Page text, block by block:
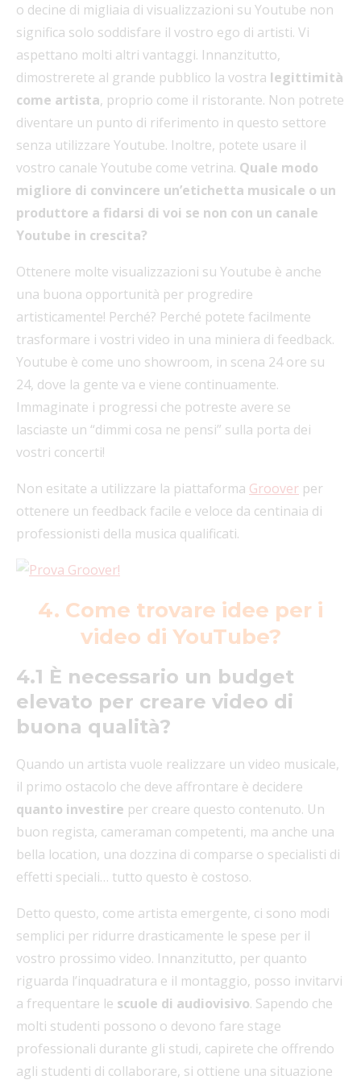
o decine di migliaia di visualizzazioni su Youtube non
significa solo soddisfare il vostro ego di artisti. Vi
aspettano molti altri vantaggi. Innanzitutto,
dimostrerete al grande pubblico la vostra legittimità
come artista, proprio come il ristorante. Non potrete
diventare un punto di riferimento in questo settore
senza utilizzare Youtube. Inoltre, potete usare il
vostro canale Youtube come vetrina. Quale modo
migliore di convincere un’etichetta musicale o un
produttore a fidarsi di voi se non con un canale
Youtube in crescita?
Ottenere molte visualizzazioni su Youtube è anche
una buona opportunità per progredire
artisticamente! Perché? Perché potete facilmente
trasformare i vostri video in una miniera di feedback.
Youtube è come uno showroom, in scena 24 ore su
24, dove la gente va e viene continuamente.
Immaginate i progressi che potreste avere se
lasciaste un “dimmi cosa ne pensi” sulla porta dei
vostri concerti!
Non esitate a utilizzare la piattaforma Groover per
ottenere un feedback facile e veloce da centinaia di
professionisti della musica qualificati.
4. Come trovare idee per i
video di YouTube?
4.1 È necessario un budget
elevato per creare video di
buona qualità?
Quando un artista vuole realizzare un video musicale,
il primo ostacolo che deve affrontare è decidere
quanto investire per creare questo contenuto. Un
buon regista, cameraman competenti, ma anche una
bella location, una dozzina di comparse o specialisti di
effetti speciali… tutto questo è costoso.
Detto questo, come artista emergente, ci sono modi
semplici per ridurre drasticamente le spese per il
vostro prossimo video. Innanzitutto, per quanto
riguarda l’inquadratura e il montaggio, posso invitarvi
a frequentare le scuole di audiovisivo. Sapendo che
molti studenti possono o devono fare stage
professionali durante gli studi, capirete che offrendo
agli studenti di collaborare, si ottiene una situazione